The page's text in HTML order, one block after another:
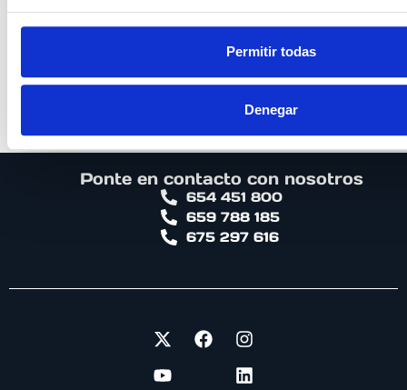
Permitir todas
Denegar
Optimización del
entrenamiento y
readaptación físico-
Ponte en contacto con nosotros
654 451 800
659 788 185
675 297 616